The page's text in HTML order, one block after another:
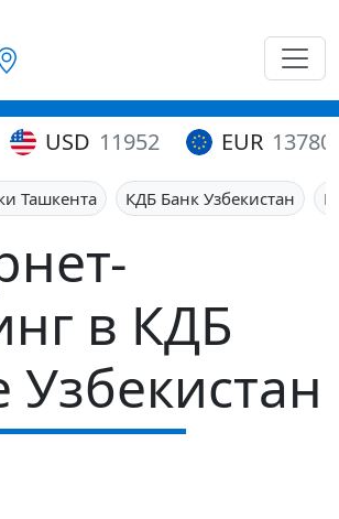
USD 11952 EUR 13780
Ташкента КДБ Банк Узбекистан
в КДБ
Узбекистан